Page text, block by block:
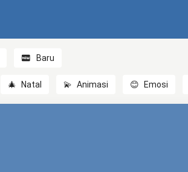
Baru
🎄 Natal 💫 Animasi 😊 Emosi